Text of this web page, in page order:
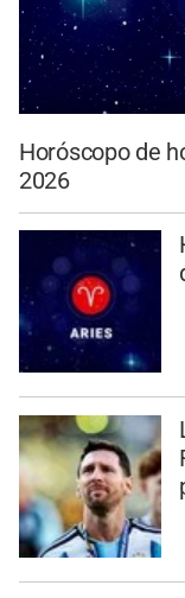
Horóscopo de
2026